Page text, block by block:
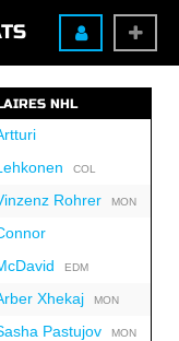
NHL
COL
RohrerMON
EDM
XhekajMON
PastujovMON